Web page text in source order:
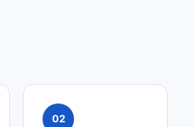
02